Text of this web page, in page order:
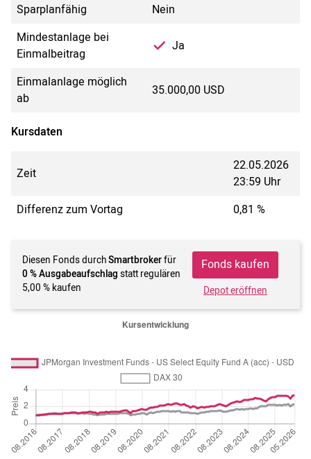
Sparplanfähig
Nein
Mindestanlage bei
Einmalbeitrag
Ja
Einmalanlage möglich
ab
35.000,00 USD
Kursdaten
Zeit
22.05.2026
23:59 Uhr
Differenz zum Vortag
0,81 %
Diesen Fonds durchSmartbrokerfür
0 % Ausgabeaufschlag statt regulären
5,00 % kaufen
Fonds kaufen
Depot eröffnen